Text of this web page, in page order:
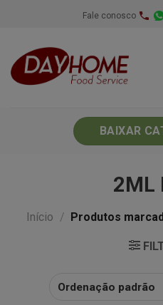
Fale conosco
BAIXAR
2ML
Início / Produtos